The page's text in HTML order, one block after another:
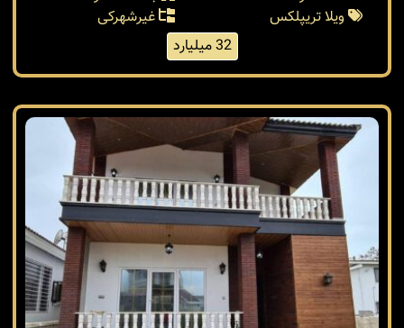
ویلا تریپلکس
غیرشهرکی
32 میلیارد